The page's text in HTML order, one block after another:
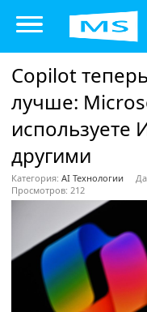
Copilot
лучше:
используете
другими
Категория: AI Технологии
Просмотров: 212